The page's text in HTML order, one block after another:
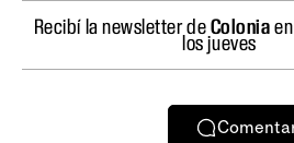
Recibí la newsletter deColonia
los jueves